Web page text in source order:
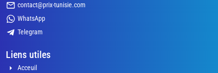
contact@prix-tunisie.com
WhatsApp
Telegram
Liens utiles
Acceuil